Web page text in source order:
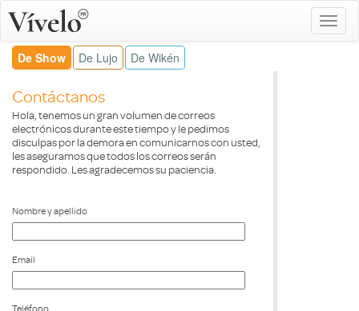
De Show De Lujo De Wikén
Contáctanos
Hola, tenemos un gran volumen de correos
electrónicos durante este tiempo y le pedimos
disculpas por la demora en comunicarnos con usted,
les aseguramos que todos los correos serán
respondido. Les agradecemos su paciencia.
Nombre y apellido
Email
Teléfono